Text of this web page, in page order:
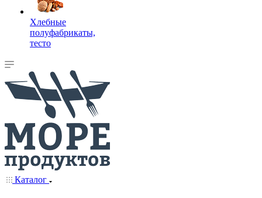
Хлебные
полуфабрикаты,
тесто
Каталог